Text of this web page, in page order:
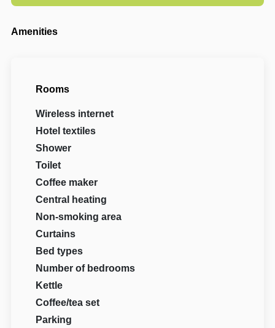
Amenities
Rooms
Wireless internet
Hotel textiles
Shower
Toilet
Coffee maker
Central heating
Non-smoking area
Curtains
Bed types
Number of bedrooms
Kettle
Coffee/tea set
Parking